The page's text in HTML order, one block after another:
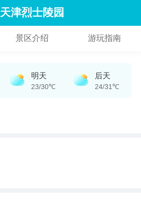
天津烈士陵园
景区介绍 游玩指南
明天
23/30℃
后天
24/31℃